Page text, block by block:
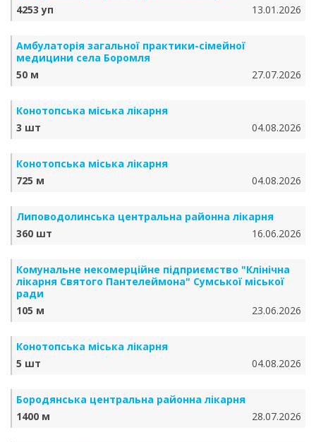
4253 уп
13.01.2026
Амбулаторія загальної практики-сімейної
медицини села Боромля
50 м
27.07.2026
Конотопська міська лікарня
3 шт
04.08.2026
Конотопська міська лікарня
725 м
04.08.2026
Липоводолинська центральна районна лікарня
360 шт
16.06.2026
Комунальне некомерційне підприємство "Клінічна
лікарня Святого Пантелеймона" Сумської міської
ради
105 м
23.06.2026
Конотопська міська лікарня
5 шт
04.08.2026
Бородянська центральна районна лікарня
1400 м
28.07.2026